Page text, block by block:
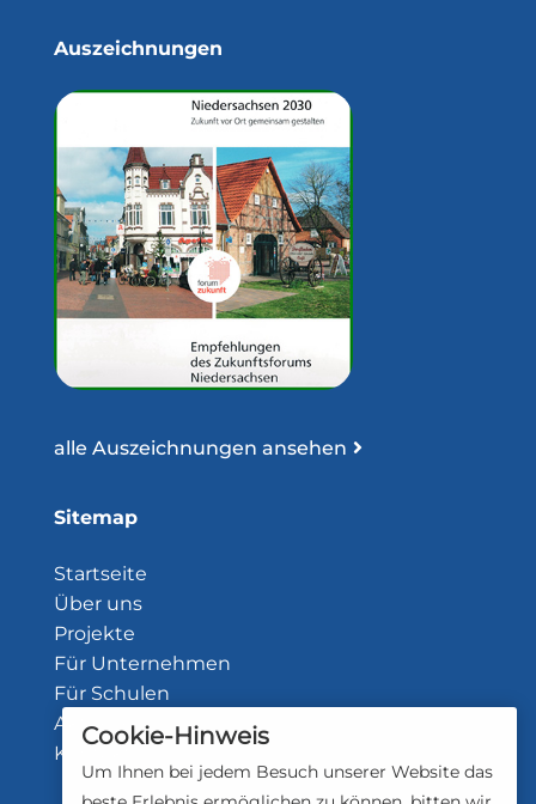
Auszeichnungen
alle Auszeichnungen ansehen
Sitemap
Startseite
Über uns
Projekte
Für Unternehmen
Für Schulen
Aktuelles
Kontakt
Cookie-Hinweis
Um Ihnen bei jedem Besuch unserer Website das